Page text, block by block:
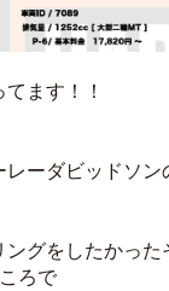
ます！！
ーダビッドソン
グをしたかった
ろで